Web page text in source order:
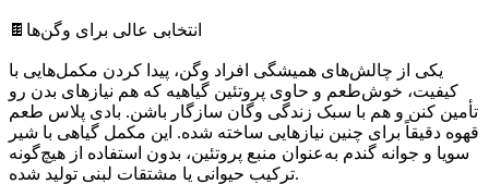
🍫انتخابی عالی برای وگن‌ها
یکی از چالش‌های همیشگی افراد وگن، پیدا کردن مکمل‌هایی با
کیفیت، خوش‌طعم و حاوی پروتئین گیاهیه که هم نیازهای بدن رو
تأمین کنن و هم با سبک زندگی وگان سازگار باشن. بادی پلاس طعم
قهوه دقیقاً برای چنین نیازهایی ساخته شده. این مکمل گیاهی با شیر
سویا و جوانه گندم به‌عنوان منبع پروتئین، بدون استفاده از هیچ‌گونه
ترکیب حیوانی یا مشتقات لبنی تولید شده.